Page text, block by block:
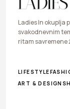
Ladies In okuplja
svakodnevnim
ritam savremene
LIFESTYLE
ART & DESIGN